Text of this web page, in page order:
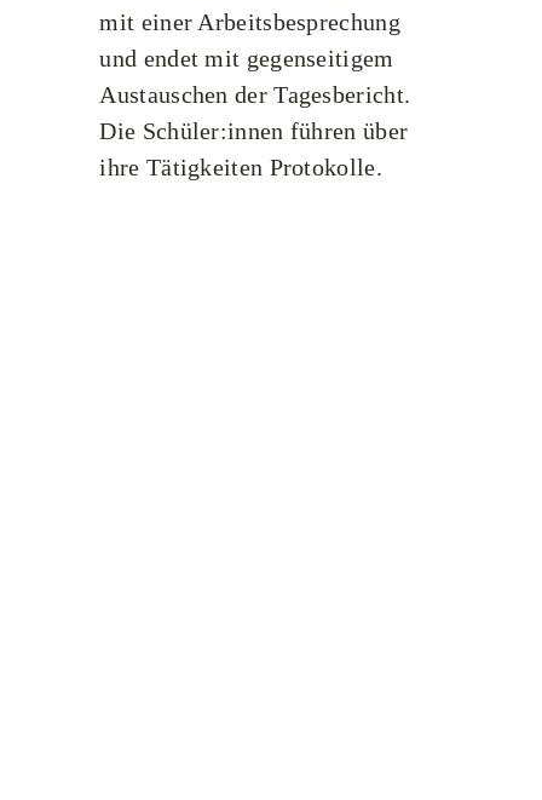
mit einer Arbeitsbesprechung
und endet mit gegenseitigem
Austauschen der Tagesbericht.
Die Schüler:innen führen über
ihre Tätigkeiten Protokolle.